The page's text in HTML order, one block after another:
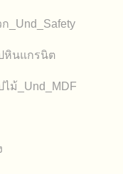
_Und_Safety
หินแกรนิต
ม้_Und_MDF